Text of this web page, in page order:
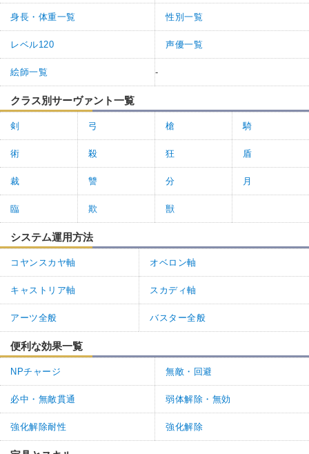
身長・体重一覧 性別一覧
レベル120 声優一覧
絵師一覧 -
クラス別サーヴァント一覧
剣 弓 槍 騎
術 殺 狂 盾
裁 讐 分 月
臨 欺 獣
システム運用方法
コヤンスカヤ軸 オベロン軸
キャストリア軸 スカディ軸
アーツ全般 バスター全般
便利な効果一覧
NPチャージ 無敵・回避
必中・無敵貫通 弱体解除・無効
強化解除耐性 強化解除